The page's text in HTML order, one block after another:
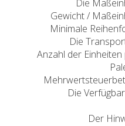
Die
Gewicht /
Minimale
Die
Anzahl der Einheiten
Die
Der